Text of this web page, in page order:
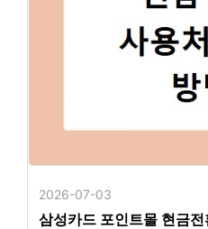
2026-07-03
삼성카드 포인트몰 현금